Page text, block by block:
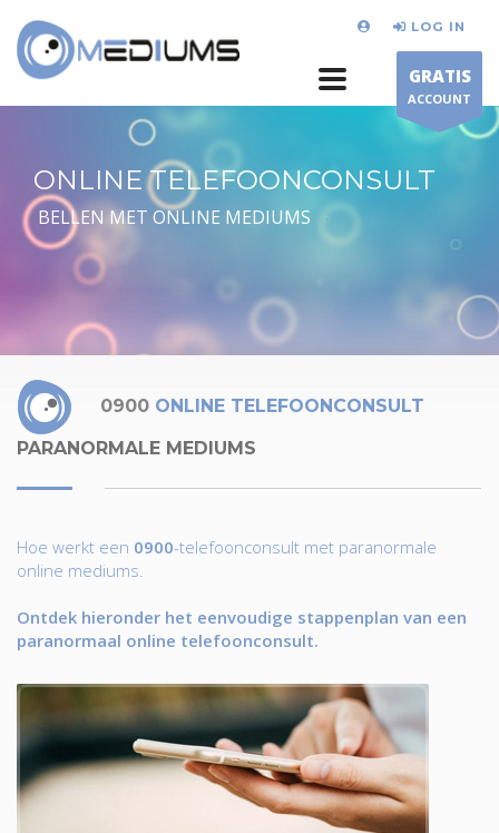
LOG IN
GRATIS
ACCOUNT
ONLINE TELEFOONCONSULT
BELLEN MET ONLINE MEDIUMS
0900 ONLINE TELEFOONCONSULT
PARANORMALE MEDIUMS
Hoe werkt een 0900-telefoonconsult met paranormale
online mediums.
Ontdek hieronder het eenvoudige stappenplan van een
paranormaal online telefoonconsult.